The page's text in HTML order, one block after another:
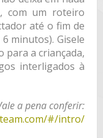
com um roteiro
até o fim de
minutos). Gisele
para a criançada,
interligados à
a pena conferir:
#/intro/